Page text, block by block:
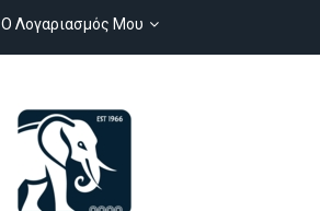
Ο Λογαριασμός Μου